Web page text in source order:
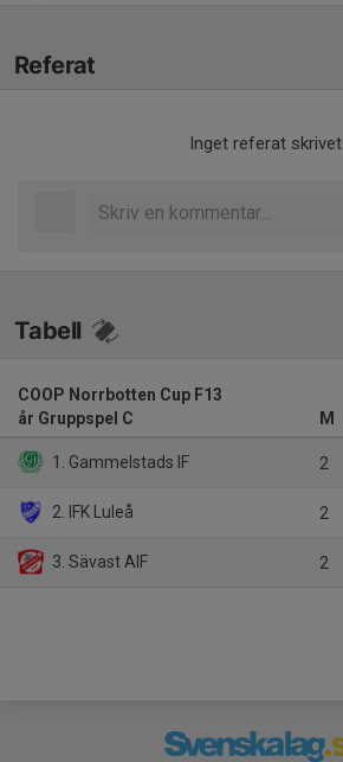
Referat
Inget referat skrivet
Tabell
COOP Norrbotten Cup F13
år Gruppspel C
M
1. Gammelstads IF 2
2. IFK Luleå 2
3. Sävast AIF 2